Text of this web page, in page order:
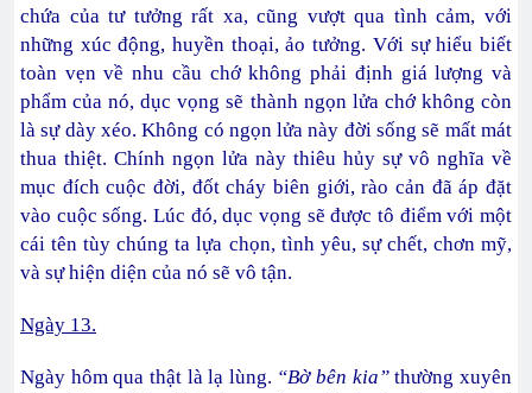
chứa của tư tưởng rất xa, cũng vượt qua tình cảm, với
những xúc động, huyền thoại, ảo tưởng. Với sự hiểu biết
toàn vẹn về nhu cầu chớ không phải định giá lượng và
phẩm của nó, dục vọng sẽ thành ngọn lửa chớ không còn
là sự dày xéo. Không có ngọn lửa này đời sống sẽ mất mát
thua thiệt. Chính ngọn lửa này thiêu hủy sự vô nghĩa về
mục đích cuộc đời, đốt cháy biên giới, rào cản đã áp đặt
vào cuộc sống. Lúc đó, dục vọng sẽ được tô điểm với một
cái tên tùy chúng ta lựa chọn, tình yêu, sự chết, chơn mỹ,
và sự hiện diện của nó sẽ vô tận.
Ngày 13.
Ngày hôm qua thật là lạ lùng. “Bờ bên kia”thường xuyên